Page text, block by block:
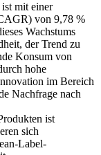
mit einer
von 9,78 %
Wachstums
der Trend zu
Konsum von
hohe
im Bereich
Nachfrage nach
ist
sich
Label-